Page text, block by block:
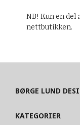
NB! Kun en
nettbutikken.
BØRGE LUND
KATEGORIER